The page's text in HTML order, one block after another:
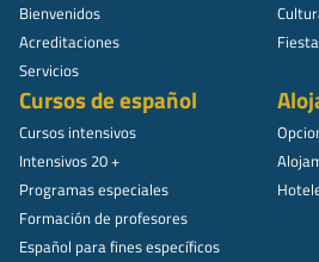
Bienvenidos
Acreditaciones
Servicios
Cursos de español
Cursos intensivos
Intensivos 20 +
Programas especiales
Formación de profesores
Español para fines específicos